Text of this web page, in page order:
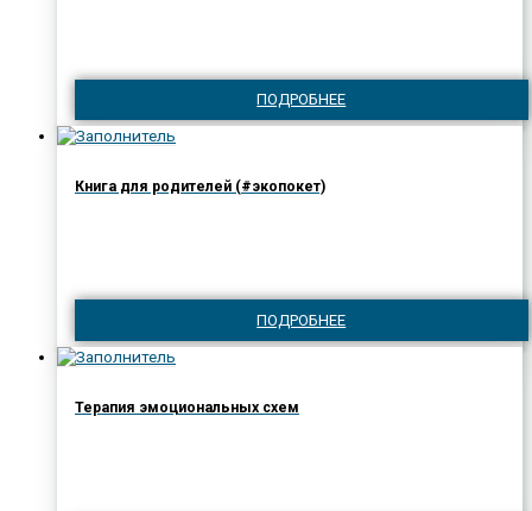
ПОДРОБНЕЕ
Книга для родителей (#экопокет)
ПОДРОБНЕЕ
Терапия эмоциональных схем